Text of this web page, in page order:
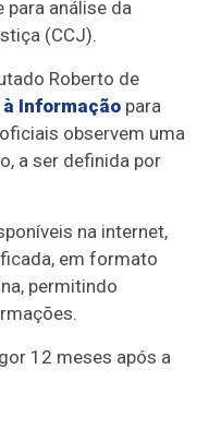
para análise da
(CCJ).
Roberto de
Informação para
observem uma
a ser definida por
na internet,
em formato
permitindo
12 meses após a